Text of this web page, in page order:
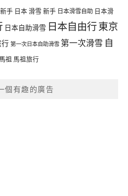
手 日本 滑雪 新手 日本滑雪自助 日本滑
日本自助滑雪 日本自由行東京
第一次日本自助滑雪 第一次滑雪 自
馬祖 馬祖旅行
個有趣的廣告